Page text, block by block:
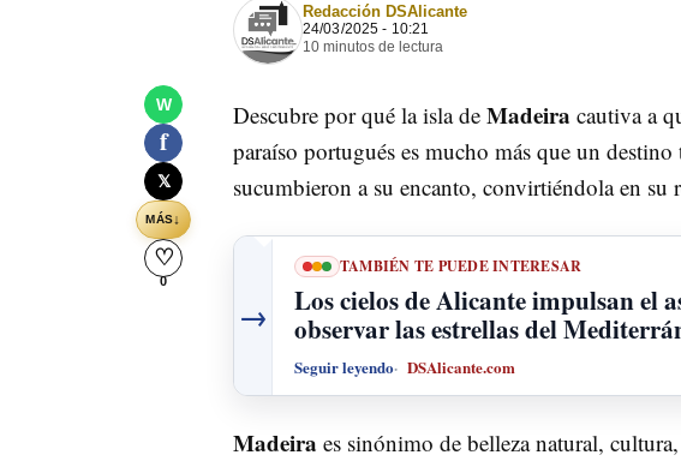
W
f
𝕏
MÁS↓
♡
0
Redacción DSAlicante
24/03/2025 - 10:21
10 minutos de lectura
Descubre por qué la isla de Madeira cautiva a
paraíso portugués es mucho más que un
sucumbieron a su encanto, convirtiéndola en su
→
TAMBIÉN TE PUEDE INTERESAR
Los cielos de Alicante impulsan el
observar las estrellas del
Seguir leyendo DSAlicante.com
Madeira es sinónimo de belleza natural,